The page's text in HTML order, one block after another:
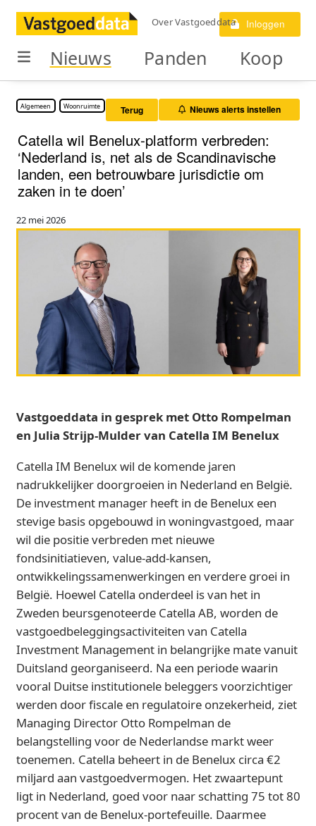
Over Vastgoeddata Inloggen
Nieuws Panden Koop
Algemeen Woonruimte Terug Nieuws alerts instellen
Catella wil Benelux-platform verbreden:
‘Nederland is, net als de Scandinavische
landen, een betrouwbare jurisdictie om
zaken in te doen’
22 mei 2026
Vastgoeddata in gesprek met Otto Rompelman
en Julia Strijp-Mulder van Catella IM Benelux
Catella IM Benelux wil de komende jaren
nadrukkelijker doorgroeien in Nederland en België.
De investment manager heeft in de Benelux een
stevige basis opgebouwd in woningvastgoed, maar
wil die positie verbreden met nieuwe
fondsinitiatieven, value-add-kansen,
ontwikkelingssamenwerkingen en verdere groei in
België. Hoewel Catella onderdeel is van het in
Zweden beursgenoteerde Catella AB, worden de
vastgoedbeleggingsactiviteiten van Catella
Investment Management in belangrijke mate vanuit
Duitsland georganiseerd. Na een periode waarin
vooral Duitse institutionele beleggers voorzichtiger
werden door fiscale en regulatoire onzekerheid, ziet
Managing Director Otto Rompelman de
belangstelling voor de Nederlandse markt weer
toenemen. Catella beheert in de Benelux circa €2
miljard aan vastgoedvermogen. Het zwaartepunt
ligt in Nederland, goed voor naar schatting 75 tot 80
procent van de Benelux-portefeuille. Daarmee